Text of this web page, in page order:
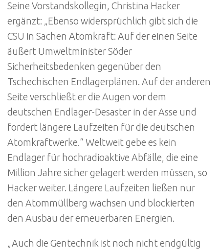
Seine Vorstandskollegin, Christina Hacker
ergänzt: „Ebenso widersprüchlich gibt sich die
CSU in Sachen Atomkraft: Auf der einen Seite
äußert Umweltminister Söder
Sicherheitsbedenken gegenüber den
Tschechischen Endlagerplänen. Auf der anderen
Seite verschließt er die Augen vor dem
deutschen Endlager-Desaster in der Asse und
fordert längere Laufzeiten für die deutschen
Atomkraftwerke.“ Weltweit gebe es kein
Endlager für hochradioaktive Abfälle, die eine
Million Jahre sicher gelagert werden müssen, so
Hacker weiter. Längere Laufzeiten ließen nur
den Atommüllberg wachsen und blockierten
den Ausbau der erneuerbaren Energien.
„Auch die Gentechnik ist noch nicht endgültig